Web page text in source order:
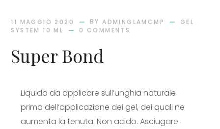
11 MAGGIO 2020 BYADMINGLAMCMP
GEL
SYSTEM 10 ML
0 COMMENTS
Super Bond
Liquido da applicare sull’unghia naturale
prima dell’applicazione dei gel, dei quali ne
aumenta la tenuta. Non acido. Asciugare